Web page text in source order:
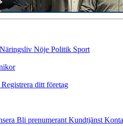
Näringsliv Nöje Politik Sport
Registrera ditt företag
Bli prenumerant Kundtjänst